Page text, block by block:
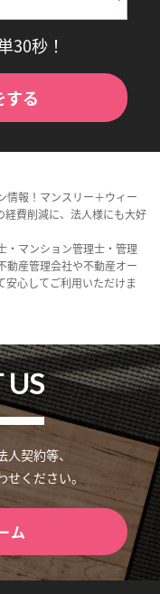
30秒！
する
情報！マンスリー＋ウィー
経費削減に、法人様にも大好
・マンション管理士・管理
動産管理会社や不動産オー
安心してご利用いただけま
US
契約等、
せください。
ム